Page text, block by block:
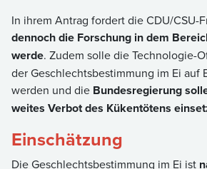
In ihrem Antrag fordert die CDU/CSU-
dennoch die Forschung in dem
werde. Zudem solle die Technologie-
der Geschlechtsbestimmung im Ei auf
werden und die Bundesregierung
weites Verbot des Kükentötens
Einschätzung
Die Geschlechtsbestimmung im Ei ist